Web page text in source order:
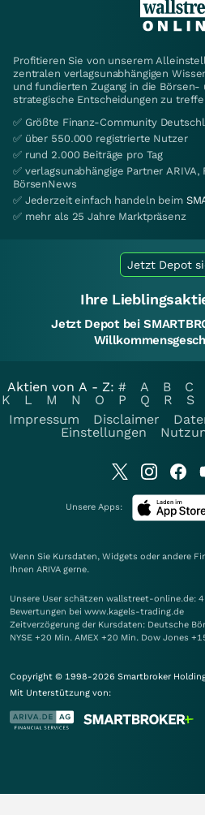
Profitieren Sie von unserem
zentralen verlagsunabhängigen
und fundierten Zugang in die
strategische Entscheidungen zu
✅ Größte Finanz-Community
✅ über 550.000 registrierte Nutzer
✅ rund 2.000 Beiträge pro Tag
✅ verlagsunabhängige Partner
BörsenNews
✅ Jederzeit einfach handeln beim
✅ mehr als 25 Jahre Marktpräsenz
Jetzt Depot
Ihre
Jetzt Depot bei
Aktien von A - Z: # A B C
K
L M N O P Q R S
Impressum
Disclaimer
Einstellungen
Unsere Apps:
Wenn Sie Kursdaten, Widgets oder andere
Ihnen ARIVA gerne.
Unsere User schätzen wallstreet-online.de:
Bewertungen bei www.kagels-trading.de
Zeitverzögerung der Kursdaten: Deutsche
NYSE +20 Min. AMEX +20 Min. Dow Jones
Copyright © 1998-2026 Smartbroker
Mit Unterstützung von: